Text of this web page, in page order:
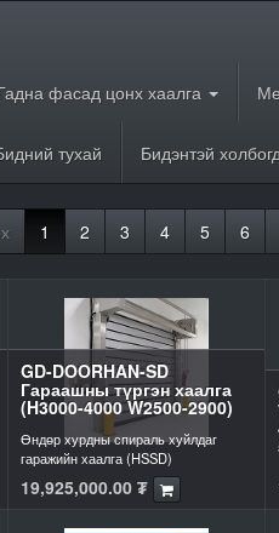
фасад цонх хаалга
тухай Бидэнтэй
1 2 3 4 5 6
GD-DOORHAN-SD
Гараашны түргэн хаалга
(H3000-4000 W2500-2900)
Өндөр хурдны спираль хуйлдаг
гаражийн хаалга (HSSD)
19,925,000.00₮